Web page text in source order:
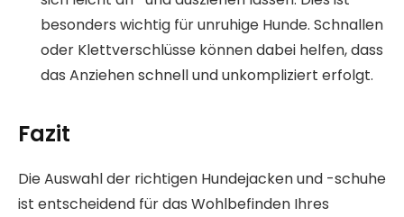
besonders wichtig für unruhige Hunde. Schnallen
oder Klettverschlüsse können dabei helfen, dass
das Anziehen schnell und unkompliziert erfolgt.
Fazit
Die Auswahl der richtigen Hundejacken und -schuhe
ist entscheidend für das Wohlbefinden Ihres